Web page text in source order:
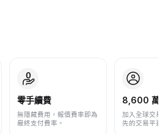
零手續費
無隱藏費用，報價費率即為
最終支付費率。
8,600 萬+
加入全球交易
先的交易平臺